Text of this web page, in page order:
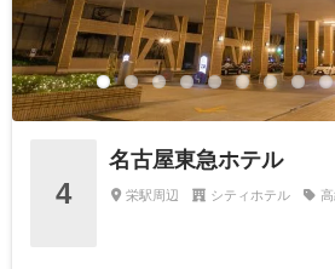
4
名古屋東急ホテル
栄駅周辺 シティホテル